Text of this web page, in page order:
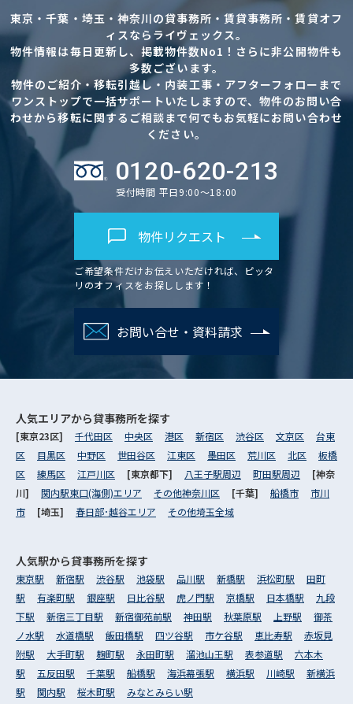
東京・千葉・埼玉・神奈川の貸事務所・賃貸事務所・賃貸オフ
ィスならライヴェックス。
物件情報は毎日更新し、掲載物件数No1！さらに非公開物件も
多数ございます。
物件のご紹介・移転引越し・内装工事・アフターフォローまで
ワンストップで一括サポートいたしますので、物件のお問い合
わせから移転に関するご相談まで何でもお気軽にお問い合わせ
ください。
0120-620-213
受付時間 平日9:00～18:00
物件リクエスト
ご希望条件だけお伝えいただければ、ピッタ
リのオフィスをお探しします！
お問い合せ・資料請求
人気エリアから貸事務所を探す
[東京23区] 千代田区 中央区 港区 新宿区 渋谷区 文京区
台東
区
目黒区 中野区 世田谷区 江東区 墨田区 荒川区 北区
板橋
区
練馬区 江戸川区 [東京都下] 八王子駅周辺 町田駅周辺
[神奈
川] 関内駅東口(海側)エリア その他神奈川区 [千葉] 船橋市
市川
市
[埼玉] 春日部･越谷エリア その他埼玉全域
人気駅から貸事務所を探す
東京駅 新宿駅 渋谷駅 池袋駅 品川駅 新橋駅 浜松町駅
田町
駅
有楽町駅 銀座駅 日比谷駅 虎ノ門駅 京橋駅 日本橋駅
九段
下駅
新宿三丁目駅 新宿御苑前駅 神田駅 秋葉原駅 上野駅
御茶
ノ水駅
水道橋駅 飯田橋駅 四ツ谷駅 市ケ谷駅 恵比寿駅
赤坂見
附駅
大手町駅 麹町駅 永田町駅 溜池山王駅 表参道駅
六本木
駅
五反田駅 千葉駅 船橋駅 海浜幕張駅 横浜駅 川崎駅
新横浜
駅
関内駅 桜木町駅 みなとみらい駅